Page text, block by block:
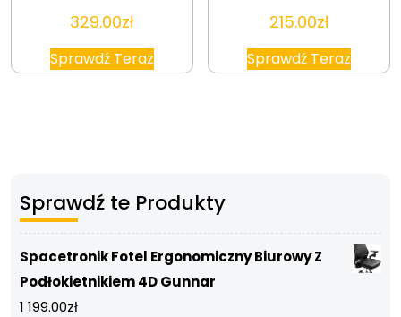
329.00zł
Sprawdź Teraz
215.00zł
Sprawdź Teraz
Sprawdź te Produkty
Spacetronik Fotel Ergonomiczny Biurowy Z
Podłokietnikiem 4D Gunnar
1 199.00zł